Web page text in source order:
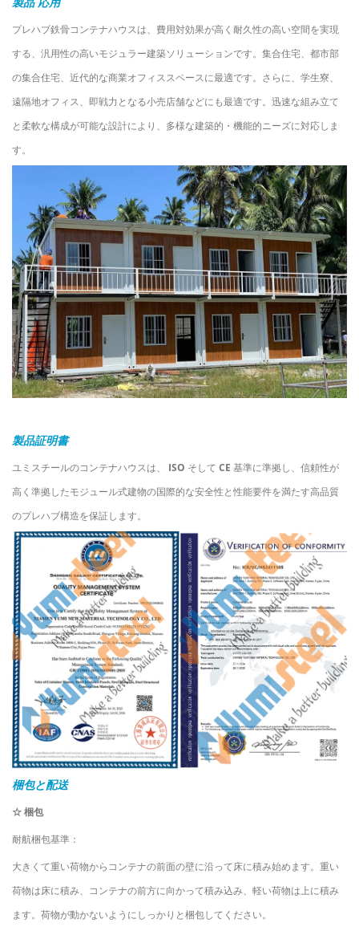
プレハブ鉄骨コンテナハウスは、費用対効果が高く耐久性の高い空間を実現
する、汎用性の高いモジュラー建築ソリューションです。集合住宅、都市部
の集合住宅、近代的な商業オフィススペースに最適です。さらに、学生寮、
遠隔地オフィス、即戦力となる小売店舗などにも最適です。迅速な組み立て
と柔軟な構成が可能な設計により、多様な建築的・機能的ニーズに対応しま
す。
製品証明書
ユミスチールのコンテナハウスは、 ISO そして CE 基準に準拠し、信頼性が
高く準拠したモジュール式建物の国際的な安全性と性能要件を満たす高品質
のプレハブ構造を保証します。
梱包と配送
☆ 梱包
耐航梱包基準：
大きくて重い荷物からコンテナの前面の壁に沿って床に積み始めます。重い
荷物は床に積み、コンテナの前方に向かって積み込み、軽い荷物は上に積み
ます。荷物が動かないようにしっかりと梱包してください。